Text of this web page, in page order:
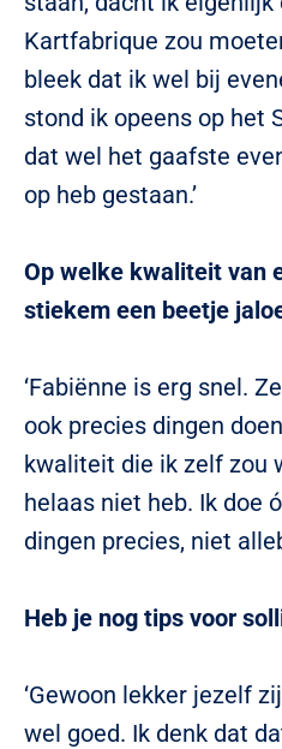
Kartfabrique zou
bleek dat ik wel bij
stond ik opeens op het
dat wel het gaafste
op heb gestaan.’
Op welke kwaliteit van
stiekem een beetje
‘Fabiënne is erg snel.
ook precies dingen
kwaliteit die ik zelf zou
helaas niet heb. Ik doe
dingen precies, niet
Heb je nog tips voor
‘Gewoon lekker jezelf
wel goed. Ik denk dat